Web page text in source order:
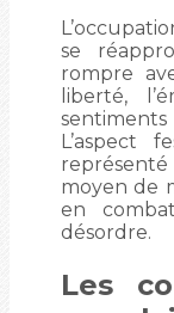
se
rompre
liberté,
L’aspect
moyen de
en
désordre.
Les